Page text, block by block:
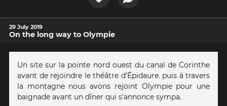
29 July 2019
On the long way to Olympie
Un site sur la pointe nord ouest du canal de Corinthe
avant de rejoindre le théâtre d'Épidaure. puis à travers
la montagne nous avons rejoint Olympie pour une
baignade avant un dîner qui s'annonce sympa.